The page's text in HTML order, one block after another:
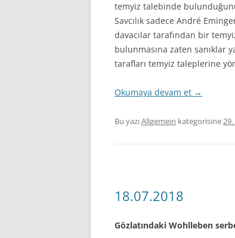
temyiz talebinde
Savcılık sadece André
davacılar tarafından bir
bulunmasına zaten sanıklar
tarafları temyiz taleplerine
Okumaya devam et →
Bu yazıAllgemein kategorisine
18.07.2018
Gözlatındaki Wohlleben